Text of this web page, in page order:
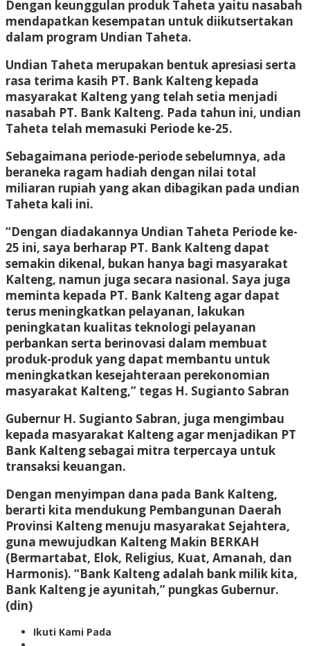
Dengan keunggulan produk Taheta yaitu nasabah
mendapatkan kesempatan untuk diikutsertakan
dalam program Undian Taheta.
Undian Taheta merupakan bentuk apresiasi serta
rasa terima kasih PT. Bank Kalteng kepada
masyarakat Kalteng yang telah setia menjadi
nasabah PT. Bank Kalteng. Pada tahun ini, undian
Taheta telah memasuki Periode ke-25.
Sebagaimana periode-periode sebelumnya, ada
beraneka ragam hadiah dengan nilai total
miliaran rupiah yang akan dibagikan pada undian
Taheta kali ini.
“Dengan diadakannya Undian Taheta Periode ke-
25 ini, saya berharap PT. Bank Kalteng dapat
semakin dikenal, bukan hanya bagi masyarakat
Kalteng, namun juga secara nasional. Saya juga
meminta kepada PT. Bank Kalteng agar dapat
terus meningkatkan pelayanan, lakukan
peningkatan kualitas teknologi pelayanan
perbankan serta berinovasi dalam membuat
produk-produk yang dapat membantu untuk
meningkatkan kesejahteraan perekonomian
masyarakat Kalteng,” tegas H. Sugianto Sabran
Gubernur H. Sugianto Sabran, juga mengimbau
kepada masyarakat Kalteng agar menjadikan PT
Bank Kalteng sebagai mitra terpercaya untuk
transaksi keuangan.
Dengan menyimpan dana pada Bank Kalteng,
berarti kita mendukung Pembangunan Daerah
Provinsi Kalteng menuju masyarakat Sejahtera,
guna mewujudkan Kalteng Makin BERKAH
(Bermartabat, Elok, Religius, Kuat, Amanah, dan
Harmonis). “Bank Kalteng adalah bank milik kita,
Bank Kalteng je ayunitah,” pungkas Gubernur.
(din)
Ikuti Kami Pada